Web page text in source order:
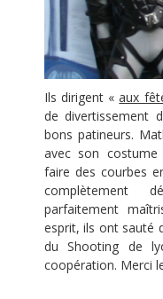
Ils dirigent «aux
de divertissement
bons patineurs.
avec son
faire des courbes
complètement
parfaitement
esprit, ils ont sauté
du Shooting de
coopération. Merci